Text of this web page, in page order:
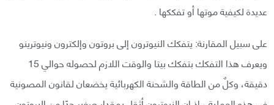
عديدة لكيفية موتها أو تفككها .
على سبيل المقارنة: يتفكك النيوترون إلى بروتون وإلكترون ونيوترينو
ويعرف هذا التفكك بتفكك بيتا والوقت اللازم لحصوله حوالي 15
دقيقة، وكلٌ من الطاقة والشحنة الكهربائية يخضعان لقانون المصونية